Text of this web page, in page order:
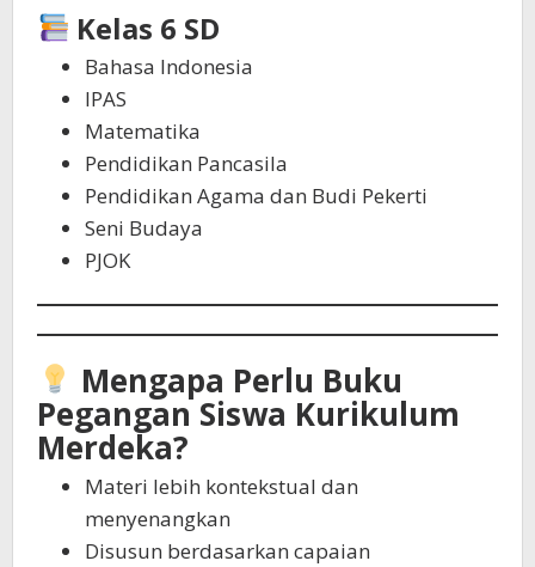
Kelas 6 SD
Bahasa Indonesia
IPAS
Matematika
Pendidikan Pancasila
Pendidikan Agama dan Budi Pekerti
Seni Budaya
PJOK
Mengapa Perlu Buku
Pegangan Siswa Kurikulum
Merdeka?
Materi lebih kontekstual dan
menyenangkan
Disusun berdasarkan capaian